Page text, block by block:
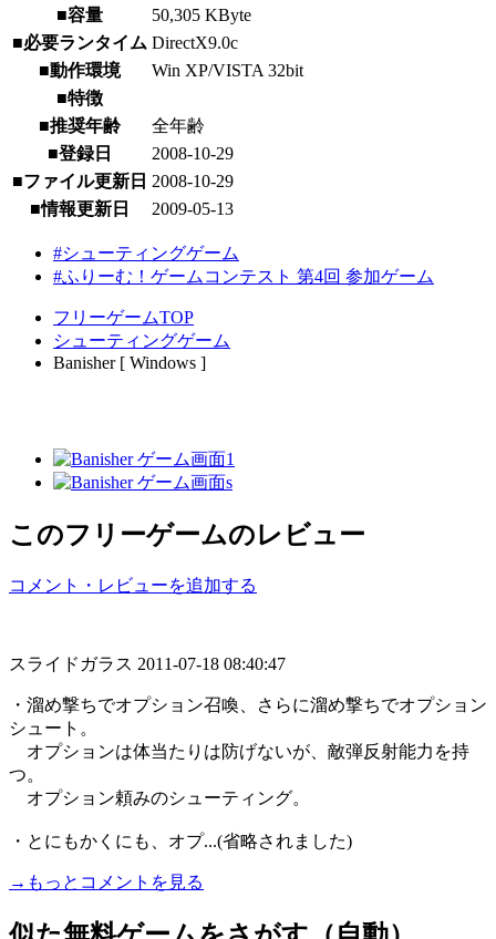
■容量
50,305 KByte
■必要ランタイム DirectX9.0c
■動作環境
Win XP/VISTA 32bit
■特徴
■推奨年齢
全年齢
■登録日
2008-10-29
■ファイル更新日 2008-10-29
■情報更新日
2009-05-13
#シューティングゲーム
#ふりーむ！ゲームコンテスト 第4回 参加ゲーム
フリーゲームTOP
シューティングゲーム
Banisher [ Windows ]
このフリーゲームのレビュー
コメント・レビューを追加する
スライドガラス 2011-07-18 08:40:47
・溜め撃ちでオプション召喚、さらに溜め撃ちでオプション
シュート。
オプションは体当たりは防げないが、敵弾反射能力を持
つ。
オプション頼みのシューティング。
・とにもかくにも、オプ...(省略されました)
→もっとコメントを見る